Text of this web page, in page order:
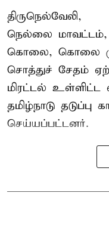
திருநெல்வேலி,
நெல்லை மாவட்டம்,
கொலை, கொலை
சொத்துச் சேதம்
மிரட்டல் உள்ளிட்ட
தமிழ்நாடு
செய்யப்பட்டனர்.